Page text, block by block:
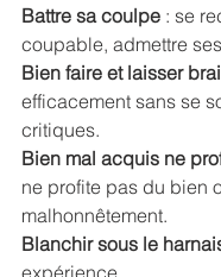
Battre sa coulpe : se
coupable, admettre
Bien faire et laisser
efficacement sans se
critiques.
Bien mal acquis ne
ne profite pas du bien
malhonnêtement.
Blanchir sous le
expérience.